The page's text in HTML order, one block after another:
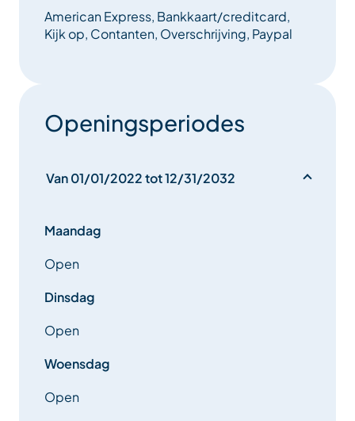
American Express, Bankkaart/creditcard,
Kijk op, Contanten, Overschrijving, Paypal
Openingsperiodes
Van 01/01/2022 tot 12/31/2032
Maandag
Open
Dinsdag
Open
Woensdag
Open